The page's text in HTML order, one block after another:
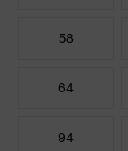
58
64
94